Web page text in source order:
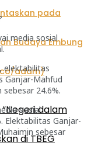
dalam
di TBEG
media sosial
elektabilitas
Ganjar-Mahfud
24.6%.
sosial
Elektabilitas Ganjar-
sebesar